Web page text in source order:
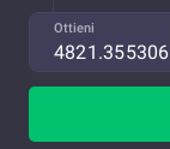
Ottieni